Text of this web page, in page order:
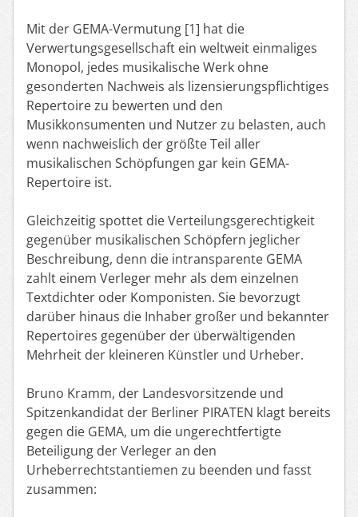
Mit der GEMA-Vermutung [1] hat die
Verwertungsgesellschaft ein weltweit einmaliges
Monopol, jedes musikalische Werk ohne
gesonderten Nachweis als lizensierungspflichtiges
Repertoire zu bewerten und den
Musikkonsumenten und Nutzer zu belasten, auch
wenn nachweislich der größte Teil aller
musikalischen Schöpfungen gar kein GEMA-
Repertoire ist.
Gleichzeitig spottet die Verteilungsgerechtigkeit
gegenüber musikalischen Schöpfern jeglicher
Beschreibung, denn die intransparente GEMA
zahlt einem Verleger mehr als dem einzelnen
Textdichter oder Komponisten. Sie bevorzugt
darüber hinaus die Inhaber großer und bekannter
Repertoires gegenüber der überwältigenden
Mehrheit der kleineren Künstler und Urheber.
Bruno Kramm, der Landesvorsitzende und
Spitzenkandidat der Berliner PIRATEN klagt bereits
gegen die GEMA, um die ungerechtfertigte
Beteiligung der Verleger an den
Urheberrechtstantiemen zu beenden und fasst
zusammen: